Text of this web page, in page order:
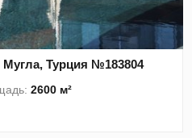
Турция №183804
2600 м²